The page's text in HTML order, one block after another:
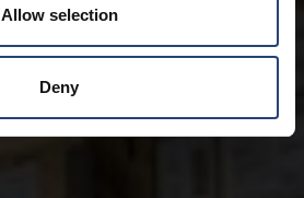
Allow selection
Deny